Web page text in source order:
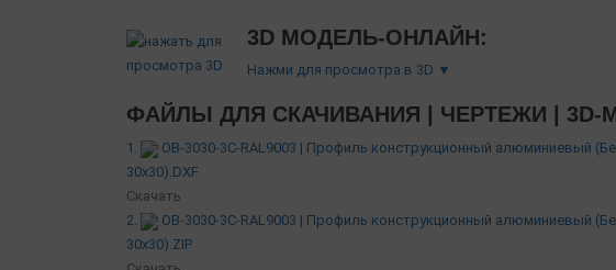
3D МОДЕЛЬ-ОНЛАЙН:
Нажми для просмотра в 3D ▼
ФАЙЛЫ ДЛЯ СКАЧИВАНИЯ | ЧЕРТЕЖИ | 3D-
1.
OB-3030-3С-RAL9003 | Профиль конструкционный алюминиевый
30х30).DXF
Скачать
2.
OB-3030-3С-RAL9003 | Профиль конструкционный алюминиевый
30х30).ZIP